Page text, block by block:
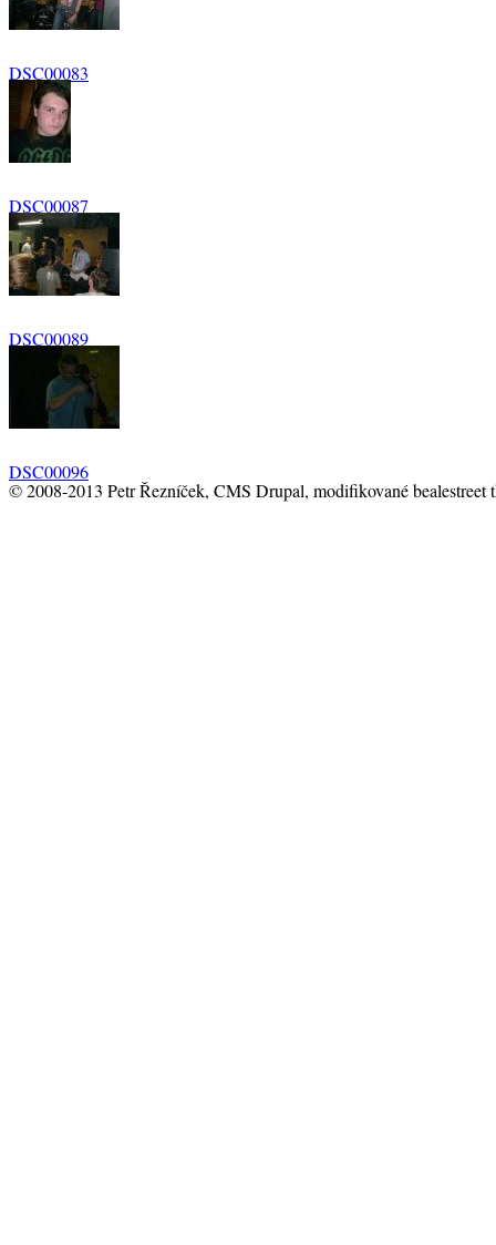
DSC00083
DSC00087
DSC00089
DSC00096
© 2008-2013 Petr Řezníček, CMS Drupal, modifikované bealestreet